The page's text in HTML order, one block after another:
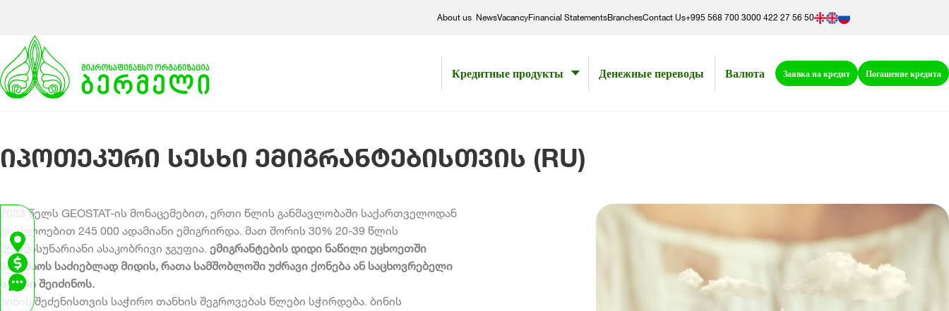
About us NewsVacancyFinancial StatementsBranchesContact Us+995 568 700 3000 422 27 56 50
Кредитные продукты Денежные переводы Валюта Заявка на кредит Погашение кредита
იპოთეკური სესხი ემიგრანტებისთვის (RU)
2023 წელს GEOSTAT-ის მონაცემებით, ერთი წლის განმავლობაში საქართველოდან
დაახლოებით 245 000 ადამიანი ემიგრირდა. მათ შორის 30% 20-39 წლის
შრომისუნარიანი ასაკობრივი ჯგუფია. ემიგრანტების დიდი ნაწილი უცხოეთში
სამუშაოს საძიებლად მიდის, რათა სამშობლოში უძრავი ქონება ან საცხოვრებელი
სახლი შეიძინოს.
ბინის შეძენისთვის საჭირო თანხის შეგროვებას წლები სჭირდება. ბინის